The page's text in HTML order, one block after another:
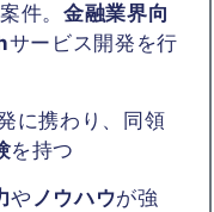
件。金融業界向
サービス開発を行
に携わり、同領
を持つ
やノウハウが強